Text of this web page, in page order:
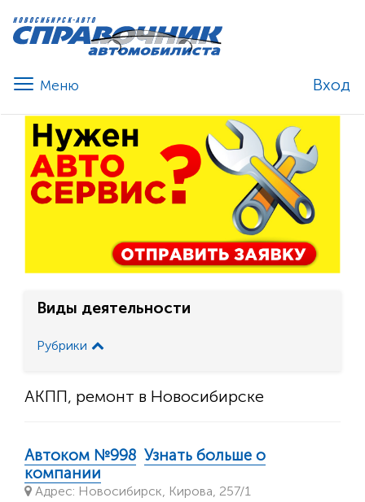
Вход
Виды деятельности
Рубрики
АКПП, ремонт в Новосибирске
Автоком №998 Узнать больше о
компании
Адрес: Новосибирск, Кирова, 257/1